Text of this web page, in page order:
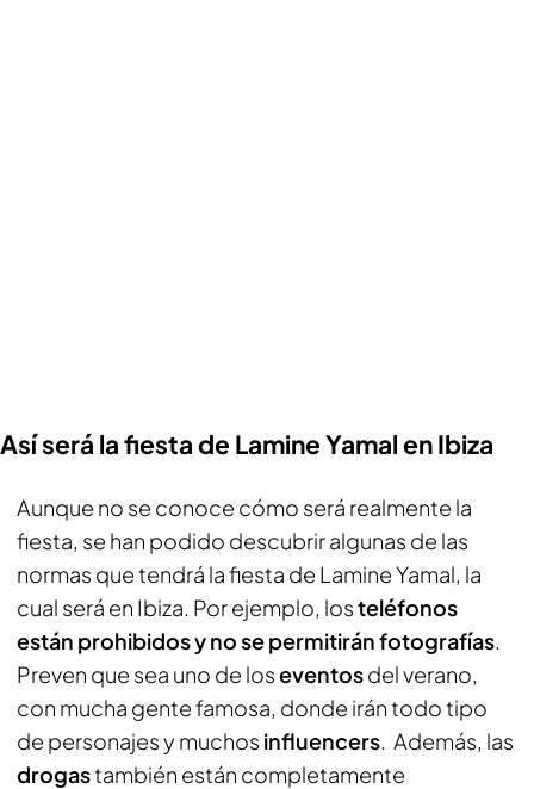
Así será la fiesta de Lamine Yamal en Ibiza
Aunque no se conoce cómo será realmente la
fiesta, se han podido descubrir algunas de las
normas que tendrá la fiesta de Lamine Yamal, la
cual será en Ibiza. Por ejemplo, losteléfonos
están prohibidos y no se permitirán fotografías.
Preven que sea uno de loseventosdel verano,
con mucha gente famosa, donde irán todo tipo
de personajes y muchos influencers. Además, las
drogastambién están completamente